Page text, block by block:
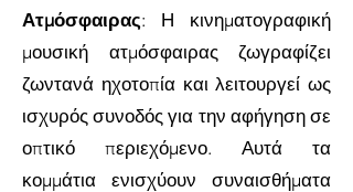
Ατμόσφαιρας: Η κινηματογραφική
μουσική ατμόσφαιρας ζωγραφίζει
ζωντανά ηχοτοπία και λειτουργεί ως
ισχυρός συνοδός για την αφήγηση σε
οπτικό περιεχόμενο. Αυτά τα
κομμάτια ενισχύουν συναισθήματα